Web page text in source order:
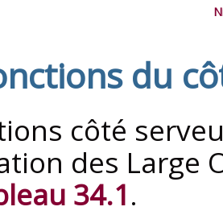
du
côté
des Large
34.1.